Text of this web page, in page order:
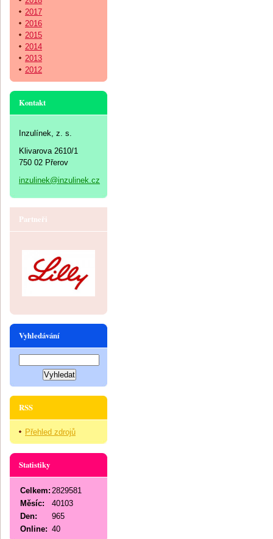
2017
2016
2015
2014
2013
2012
Kontakt
Inzulínek, z. s.
Klivarova 2610/1
750 02 Přerov
inzulinek@inzulinek.cz
Partneři
Vyhledávání
RSS
Přehled zdrojů
Statistiky
Online: 40
Celkem: 2829581
Měsíc:
40103
Den:
965